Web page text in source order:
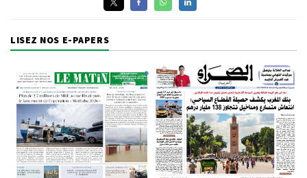
LISEZ NOS E-PAPERS